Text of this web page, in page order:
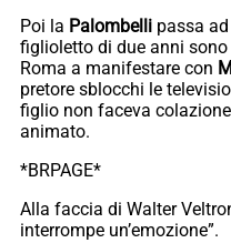
Poi la Palombelli passa
figlioletto di due anni
Roma a manifestare con
pretore sblocchi le
figlio non faceva
animato.
*BRPAGE*
Alla faccia di Walter
interrompe un’emozione”.